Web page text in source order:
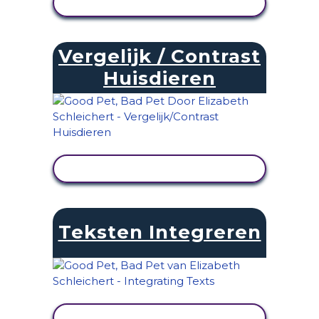
Vergelijk / Contrast
Huisdieren
Teksten Integreren